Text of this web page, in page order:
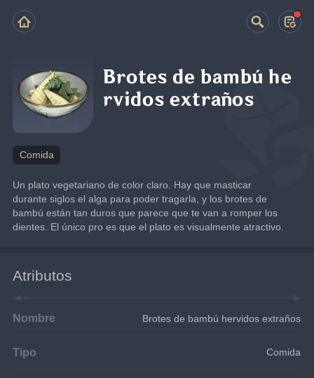
Brotes de bambú he
rvidos extraños
Comida
Un plato vegetariano de color claro. Hay que masticar
durante siglos el alga para poder tragarla, y los brotes de
bambú están tan duros que parece que te van a romper los
dientes. El único pro es que el plato es visualmente atractivo.
Atributos
Nombre Brotes de bambú hervidos extraños
Tipo Comida